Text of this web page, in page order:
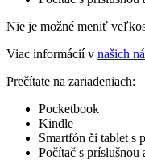
Nie je možné meniť
Viac informácií v našich
Prečítate na zariadeniach:
Pocketbook
Kindle
Smartfón či tablet s
Počítač s príslušnou